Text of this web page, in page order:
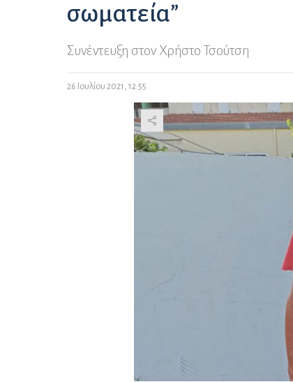
σωματεία”
Συνέντευξη στον Χρήστο Τσούτση
26 Ιουλίου 2021, 12:55